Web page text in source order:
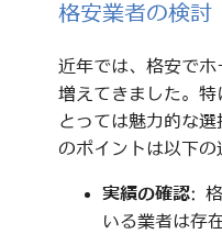
格安業者の検討
近年では、格安でホ
増えてきました。特
とっては魅力的な
のポイントは以下の
実績の確認: 格
いる業者は存